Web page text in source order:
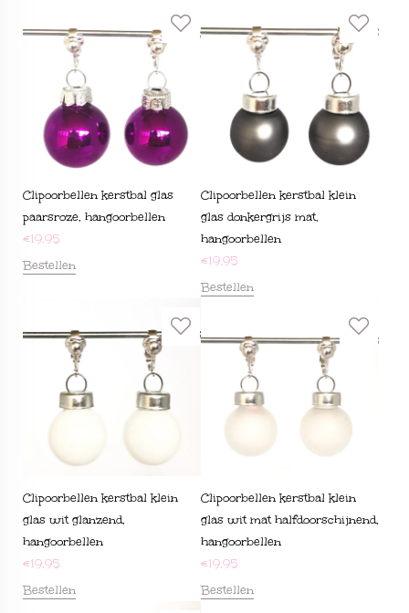
Clipoorbellen kerstbal glas
paarsroze, hangoorbellen
€19,95
Bestellen
Clipoorbellen kerstbal klein
glas donkergrijs mat,
hangoorbellen
€19,95
Bestellen
Clipoorbellen kerstbal klein
glas wit glanzend,
hangoorbellen
€19,95
Bestellen
Clipoorbellen kerstbal klein
glas wit mat halfdoorschijnend,
hangoorbellen
€19,95
Bestellen